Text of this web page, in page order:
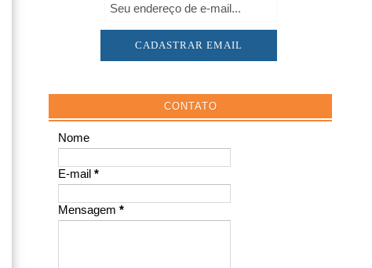
CONTATO
Nome
E-mail *
Mensagem *